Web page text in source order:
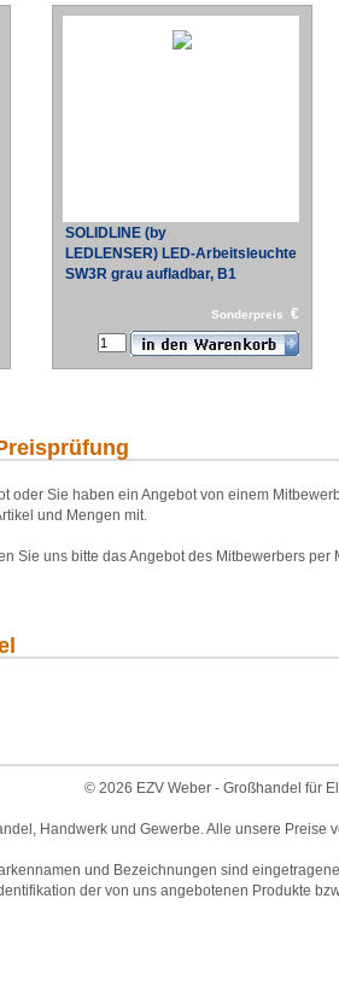
SOLIDLINE (by
LEDLENSER) LED-Arbeitsleuchte
SW3R grau aufladbar, B1
Sonderpreis €
oder Sie haben ein Angebot von einem
und Mengen mit.
Sie uns bitte das Angebot des Mitbewerbers per
© 2026 EZV Weber - Großhandel für
Handwerk und Gewerbe. Alle unsere
und Bezeichnungen sind
der von uns angebotenen Produkte